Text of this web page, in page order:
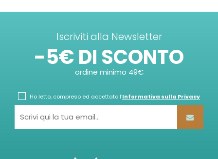
Iscriviti alla Newsletter
-5€ DI SCONTO
ordine minimo 49€
Ho letto, compreso ed accettato l'Informativa sulla Privacy